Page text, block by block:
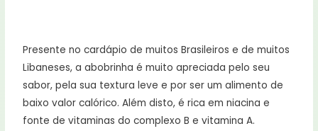
Presente no cardápio de muitos Brasileiros e de muitos
Libaneses, a abobrinha é muito apreciada pelo seu
sabor, pela sua textura leve e por ser um alimento de
baixo valor calórico. Além disto, é rica em niacina e
fonte de vitaminas do complexo B e vitamina A.